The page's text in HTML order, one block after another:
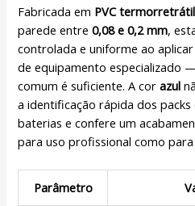
Fabricada em PVC termorretrátil
parede entre0,08 e 0,2 mm,
controlada e uniforme ao
de equipamento especializado
comum é suficiente. A corazul
a identificação rápida dos
baterias e confere um
para uso profissional como
Parâmetro